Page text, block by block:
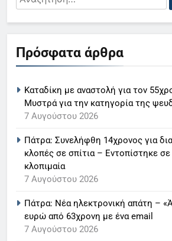
Πάτρα: Νέα
7 Αυγούστου 2026
τρέιλερ τα
Σοκαρίστηκε η
7 Αυγούστου 2026
για:
Πρόσφατα άρθρα
Καταδίκη με αναστολή για τον
Μυστρά για την κατηγορία της
7 Αυγούστου 2026
Πάτρα: Συνελήφθη 14χρονος για
κλοπές σε σπίτια – Εντοπίστηκε
κλοπιμαία
7 Αυγούστου 2026
Πάτρα: Νέα ηλεκτρονική απάτη –
ευρώ από 63χρονη με ένα email
7 Αυγούστου 2026
6
Στον ΑΝΤ1 η
LIFESTYLE-MEDIA
Τέλος από
Παναγιώτης
8
Καθημερινή